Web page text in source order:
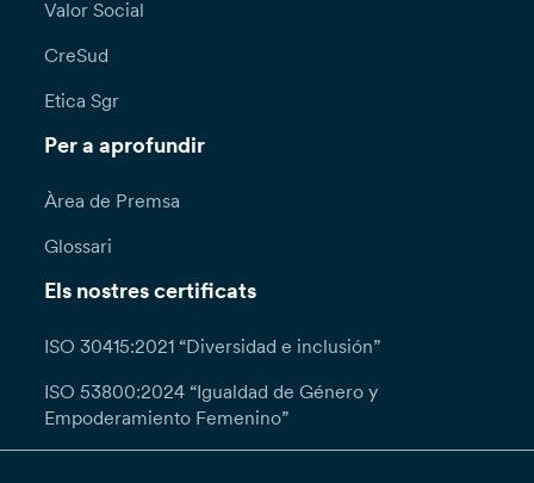
Valor Social
CreSud
Etica Sgr
Per a aprofundir
Àrea de Premsa
Glossari
Els nostres certificats
ISO 30415:2021 “Diversidad e inclusión”
ISO 53800:2024 “Igualdad de Género y
Empoderamiento Femenino”